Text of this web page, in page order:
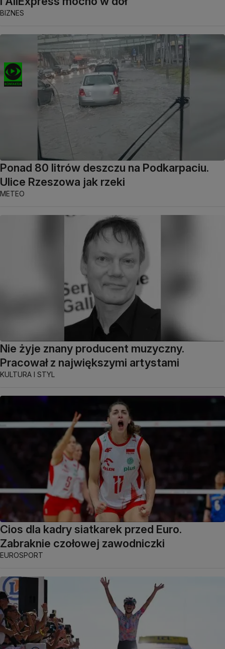
BIZNES
Ponad 80 litrów deszczu na Podkarpaciu.
Ulice Rzeszowa jak rzeki
METEO
Nie żyje znany producent muzyczny.
Pracował z największymi artystami
KULTURA I STYL
Cios dla kadry siatkarek przed Euro.
Zabraknie czołowej zawodniczki
EUROSPORT